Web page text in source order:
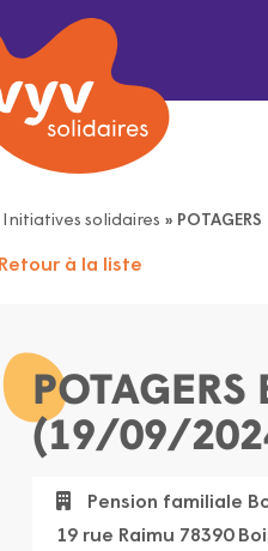
Initiatives solidaires »
Retour à la liste
POTAGERS
(19/09/
Pension familiale
19 rue Raimu 78390